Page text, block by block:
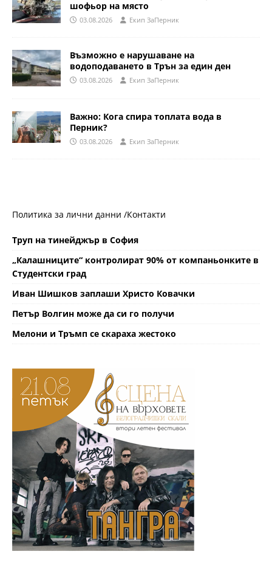
шофьор на място
03.08.2026 Eкип ЗаПерник
Възможно е нарушаване на
водоподаването в Трън за един ден
03.08.2026 Eкип ЗаПерник
Важно: Кога спира топлата вода в
Перник?
03.08.2026 Eкип ЗаПерник
Политика за лични данни /Контакти
Труп на тинейджър в София
„Калашниците“ контролират 90% от компаньонките в
Студентски град
Иван Шишков заплаши Христо Ковачки
Петър Волгин може да си го получи
Мелони и Тръмп се скараха жестоко